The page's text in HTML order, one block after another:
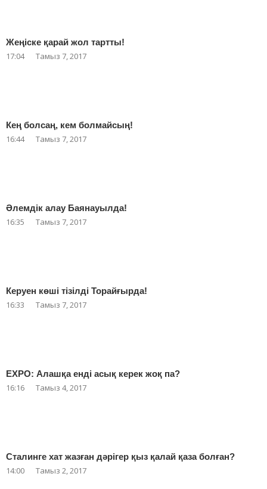
Жеңіске қарай жол тартты!
17:04 Тамыз 7, 2017
Кең болсаң, кем болмайсың!
16:44 Тамыз 7, 2017
Әлемдік алау Баянауылда!
16:35 Тамыз 7, 2017
Керуен көші тізілді Торайғырда!
16:33 Тамыз 7, 2017
EXPO: Алашқа енді асық керек жоқ па?
16:16 Тамыз 4, 2017
Сталинге хат жазған дәрігер қыз қалай қаза болған?
14:00 Тамыз 2, 2017